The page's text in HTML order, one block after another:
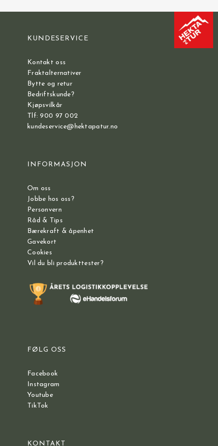
KUNDESERVICE
Kontakt oss
Fraktalternativer
Bytte og retur
Bedriftskunde?
Kjøpsvilkår
Tlf: 900 97 002
kundeservice@hektapatur.no
INFORMASJON
Om oss
Jobbe hos oss?
Personvern
Råd & Tips
Bærekraft & åpenhet
Gavekort
Cookies
Vil du bli produkttester?
FØLG OSS
Facebook
Instagram
Youtube
TikTok
KONTAKT